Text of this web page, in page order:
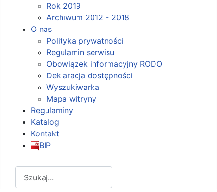
Rok 2019
Archiwum 2012 - 2018
O nas
Polityka prywatności
Regulamin serwisu
Obowiązek informacyjny RODO
Deklaracja dostępności
Wyszukiwarka
Mapa witryny
Regulaminy
Katalog
Kontakt
BIP